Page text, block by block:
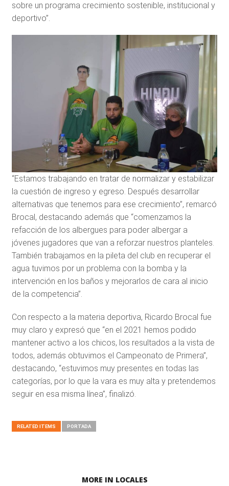
sobre un programa crecimiento sostenible, institucional y
deportivo”.
“Estamos trabajando en tratar de normalizar y estabilizar
la cuestión de ingreso y egreso. Después desarrollar
alternativas que tenemos para ese crecimiento”, remarcó
Brocal, destacando además que “comenzamos la
refacción de los albergues para poder albergar a
jóvenes jugadores que van a reforzar nuestros planteles.
También trabajamos en la pileta del club en recuperar el
agua tuvimos por un problema con la bomba y la
intervención en los baños y mejorarlos de cara al inicio
de la competencia”.
Con respecto a la materia deportiva, Ricardo Brocal fue
muy claro y expresó que “en el 2021 hemos podido
mantener activo a los chicos, los resultados a la vista de
todos, además obtuvimos el Campeonato de Primera”,
destacando, “estuvimos muy presentes en todas las
categorías, por lo que la vara es muy alta y pretendemos
seguir en esa misma línea”, finalizó.
RELATED ITEMS PORTADA
MORE IN LOCALES